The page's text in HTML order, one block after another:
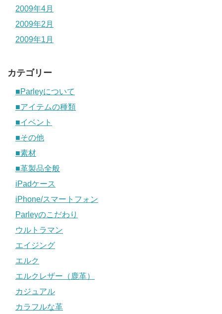
2009年4月
2009年2月
2009年1月
カテゴリー
■Parleyについて
■アイテムの種類
■イベント
■その他
■素材
■革製品全般
iPadケース
iPhone/スマートフォン
Parleyのこだわり
ウルトラマン
エイジング
エルク
エルクレザー（鹿革）
カジュアル
カラフルな革